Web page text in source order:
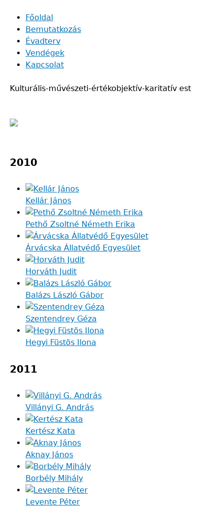
main
content
Main
navigation
Főoldal
Bemutatkozás
Évadterv
Vendégek
Kapcsolat
Kulturális-művészeti-értékobjektív-karitatív est
to
2010
Kellár János
Pethő Zsoltné Németh Erika
Árvácska Állatvédő Egyesület
Horváth Judit
Balázs László Gábor
Szentendrey Géza
Hegyi Füstös Ilona
2011
Villányi G. András
Kertész Kata
Aknay János
Borbély Mihály
Levente Péter